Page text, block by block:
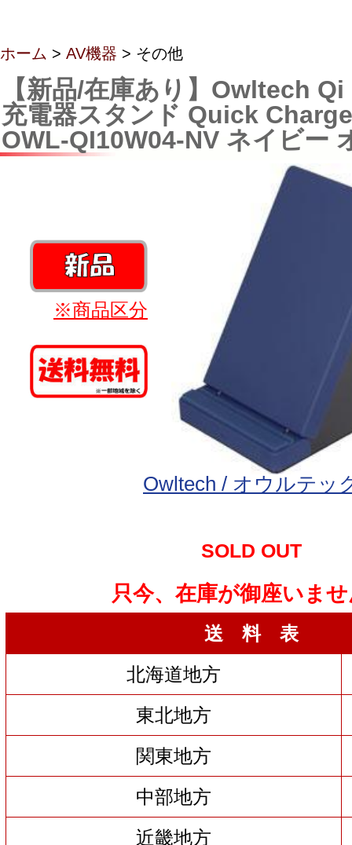
ホーム > AV機器 > その他
【新品/在庫あり】Owltech
充電器スタンド Quick
OWL-QI10W04-NV ネイビー
※商品区分
Owltech / オウルテッ
SOLD OUT
只今、在庫が御座いま
送 料 表
北海道地方
東北地方
関東地方
中部地方
近畿地方